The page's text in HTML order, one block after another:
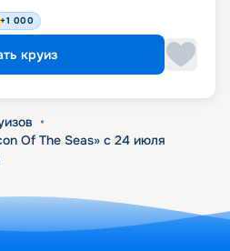
+1 000
круиз
•
Of The Seas» с 24 июля